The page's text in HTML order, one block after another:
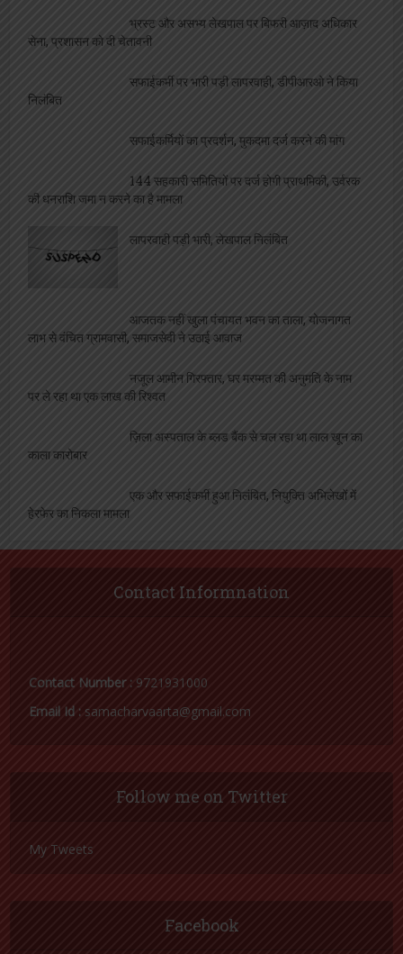
भ्रस्ट और असभ्य लेखपाल पर बिफरी आज़ाद अधिकार
सेना, प्रशासन को दी चेतावनी
सफाईकर्मी पर भारी पड़ी लापरवाही, डीपीआरओ ने किया
निलंबित
सफाईकर्मियों का प्रदर्शन, मुकदमा दर्ज करने की मांग
144 सहकारी समितियों पर दर्ज होगी प्राथमिकी, उर्वरक
की धनराशि जमा न करने का है मामला
लापरवाही पड़ी भारी, लेखपाल निलंबित
आजतक नहीं खुला पंचायत भवन का ताला, योजनागत
लाभ से वंचित ग्रामवासी, समाजसेवी ने उठाई आवाज
नजूल आमीन गिरफ्तार, घर मरम्मत की अनुमति के नाम
पर ले रहा था एक लाख की रिश्वत
ज़िला अस्पताल के ब्लड बैंक से चल रहा था लाल खून का
काला कारोबार
एक और सफाईकर्मी हुआ निलंबित, नियुक्ति अभिलेखों में
हेरफेर का निकला मामला
Contact Informnation
Contact Number : 9721931000
Email Id : samacharvaarta@gmail.com
Follow me on Twitter
My Tweets
Facebook